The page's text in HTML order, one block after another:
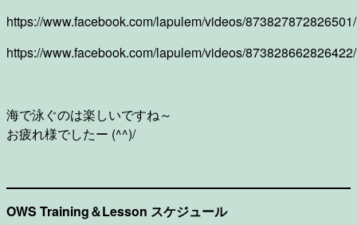
https://www.facebook.com/lapulem/videos/873827872826501/
https://www.facebook.com/lapulem/videos/873828662826422/
海で泳ぐのは楽しいですね～
お疲れ様でしたー (^^)/
OWS Training＆Lesson スケジュール